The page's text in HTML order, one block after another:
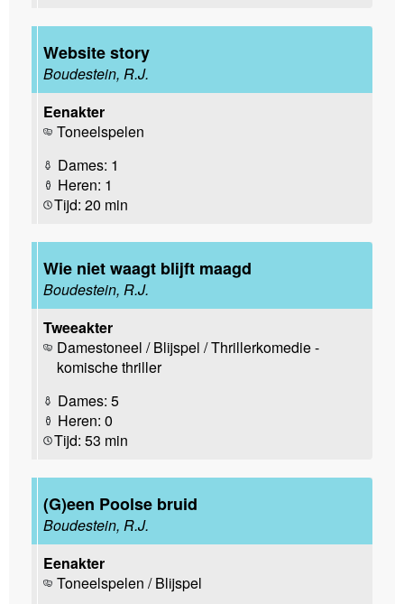
Website story
Boudestein, R.J.
Eenakter
Toneelspelen
Dames: 1
Heren: 1
Tijd: 20 min
Wie niet waagt blijft maagd
Boudestein, R.J.
Tweeakter
Damestoneel / Blijspel / Thrillerkomedie -
komische thriller
Dames: 5
Heren: 0
Tijd: 53 min
(G)een Poolse bruid
Boudestein, R.J.
Eenakter
Toneelspelen / Blijspel